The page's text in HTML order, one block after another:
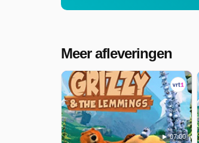
Meer afleveringen
07:00